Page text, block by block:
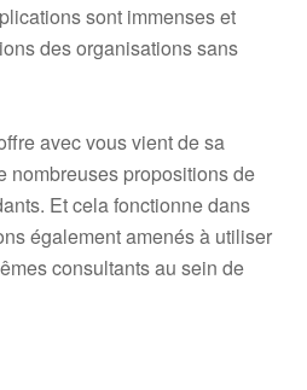
sont immenses et
des organisations sans
avec vous vient de sa
nombreuses propositions de
Et cela fonctionne dans
également amenés à utiliser
consultants au sein de